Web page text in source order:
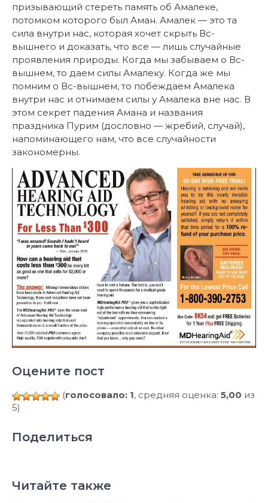
призывающий стереть память об Амалеке,
потомком которого был Аман. Амалек — это та
сила внутри нас, которая хочет скрыть Вс-
вышнего и доказать, что все — лишь случайные
проявления природы. Когда мы забываем о Вс-
вышнем, то даем силы Амалеку. Когда же мы
помним о Вс-вышнем, то побеждаем Амалека
внутри нас и отнимаем силы у Амалека вне нас. В
этом секрет падения Амана и названия
праздника Пурим (дословно — жребий, случай),
напоминающего нам, что все случайности
закономерны.
Оцените пост
(голосовало: 1, средняя оценка: 5,00 из
5)
Поделиться
Читайте также